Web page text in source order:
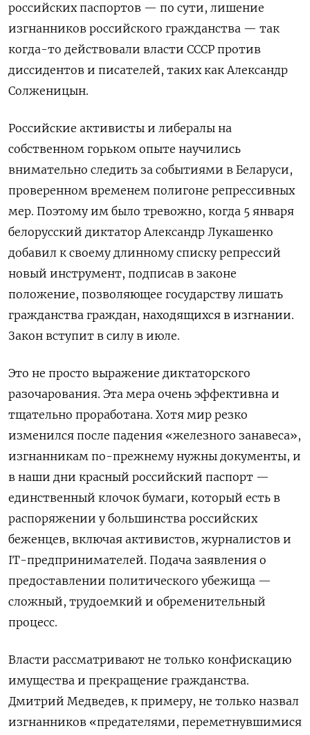
российских паспортов — по сути, лишение
изгнанников российского гражданства — так
когда-то действовали власти СССР против
диссидентов и писателей, таких как Александр
Солженицын.
Российские активисты и либералы на
собственном горьком опыте научились
внимательно следить за событиями в Беларуси,
проверенном временем полигоне репрессивных
мер. Поэтому им было тревожно, когда 5 января
белорусский диктатор Александр Лукашенко
добавил к своему длинному списку репрессий
новый инструмент, подписав в законе
положение, позволяющее государству лишать
гражданства граждан, находящихся в изгнании.
Закон вступит в силу в июле.
Это не просто выражение диктаторского
разочарования. Эта мера очень эффективна и
тщательно проработана. Хотя мир резко
изменился после падения «железного занавеса»,
изгнанникам по-прежнему нужны документы, и
в наши дни красный российский паспорт —
единственный клочок бумаги, который есть в
распоряжении у большинства российских
беженцев, включая активистов, журналистов и
IT-предпринимателей. Подача заявления о
предоставлении политического убежища —
сложный, трудоемкий и обременительный
процесс.
Власти рассматривают не только конфискацию
имущества и прекращение гражданства.
Дмитрий Медведев, к примеру, не только назвал
изгнанников «предателями, переметнувшимися